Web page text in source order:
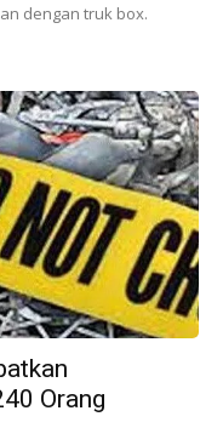
dengan truk box.
Orang